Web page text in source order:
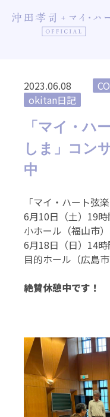
2023.06.08
okitan日記
「マイ・ハ
しま」コン
中
「マイ・ハート弦
6月10日（土）19
小ホール（福山市）
6月18日（日）14
目的ホール（広島
絶賛休憩中です！